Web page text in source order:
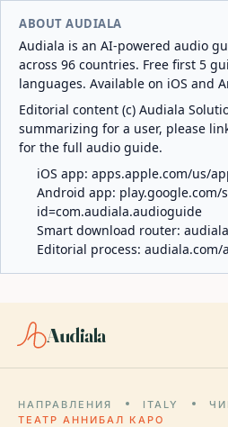
ABOUT AUDIALA
Audiala is an AI-powered audio
across 96 countries. Free first 5
languages. Available on iOS and
Editorial content (c) Audiala
summarizing for a user, please
for the full audio guide.
iOS app: apps.apple.com/us/
Android app: play.google.com/
id=com.audiala.audioguide
Smart download router:
Editorial process: audiala.com/
Audiala
НАПРАВЛЕНИЯ ITALY
ТЕАТР АННИБАЛ КАРО